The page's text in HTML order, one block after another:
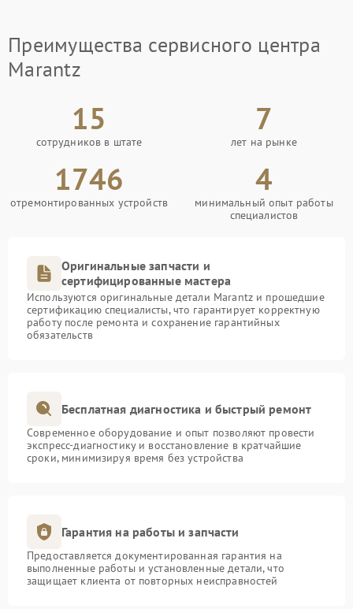
Преимущества сервисного центра
Marantz
15
сотрудников в штате
7
лет на рынке
1746
отремонтированных устройств
4
минимальный опыт работы
специалистов
Оригинальные запчасти и
сертифицированные мастера
Используются оригинальные детали Marantz и прошедшие
сертификацию специалисты, что гарантирует корректную
работу после ремонта и сохранение гарантийных
обязательств
Бесплатная диагностика и быстрый ремонт
Современное оборудование и опыт позволяют провести
экспресс-диагностику и восстановление в кратчайшие
сроки, минимизируя время без устройства
Гарантия на работы и запчасти
Предоставляется документированная гарантия на
выполненные работы и установленные детали, что
защищает клиента от повторных неисправностей